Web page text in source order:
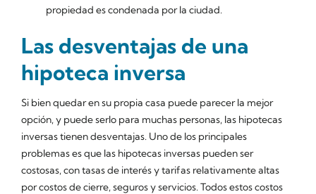
propiedad es condenada por la ciudad.
Las desventajas de una
hipoteca inversa
Si bien quedar en su propia casa puede parecer la mejor
opción, y puede serlo para muchas personas, las hipotecas
inversas tienen desventajas. Uno de los principales
problemas es que las hipotecas inversas pueden ser
costosas, con tasas de interés y tarifas relativamente altas
por costos de cierre, seguros y servicios. Todos estos costos